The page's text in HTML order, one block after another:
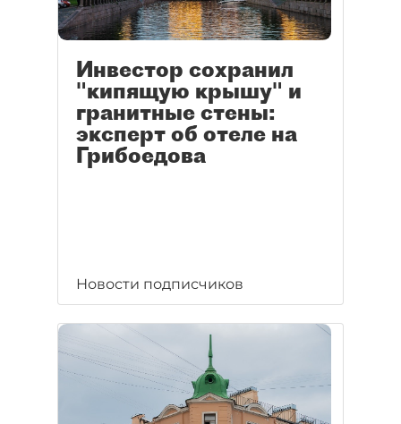
Инвестор сохранил
"кипящую крышу" и
гранитные стены:
эксперт об отеле на
Грибоедова
Новости подписчиков